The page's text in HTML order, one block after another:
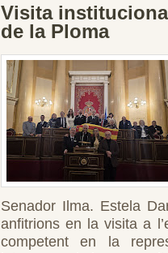
Visita
de la Ploma
Senador Ilma. Estela
anfitrions en la visita a
competent en la